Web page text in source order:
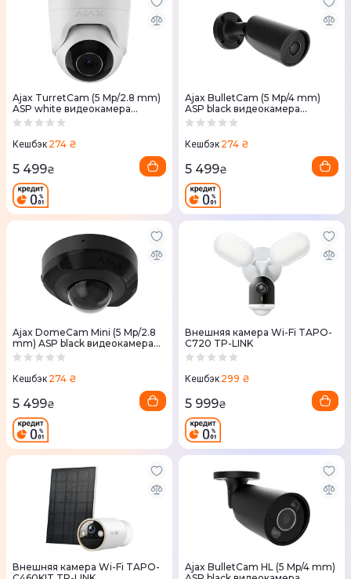
Ajax TurretCam (5 Mp/2.8 mm)
ASP white видеокамера
наблюдения
Кешбэк 274 ₴
5 499₴
Ajax BulletCam (5 Mp/4 mm)
ASP black видеокамера
наблюдения
Кешбэк 274 ₴
5 499₴
Ajax DomeCam Mini (5 Mp/2.8
mm) ASP black видеокамера
наблюдения
Кешбэк 274 ₴
5 499₴
Внешняя камера Wi-Fi TAPO-
C720 TP-LINK
Кешбэк 299 ₴
5 999₴
Внешняя камера Wi-Fi TAPO-
Ajax BulletCam HL (5 Mp/4 mm)